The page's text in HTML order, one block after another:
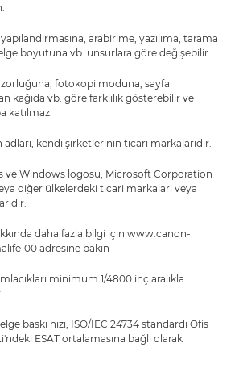
arabirime, yazılıma, tarama
boyutuna vb. unsurlara göre değişebilir.
zorluğuna, fotokopi moduna, sayfa
kağıda vb. göre farklılık gösterebilir ve
katılmaz.
kendi şirketlerinin ticari markalarıdır.
ve Windows logosu, Microsoft Corporation
diğer ülkelerdeki ticari markaları veya
daha fazla bilgi için www.canon-
adresine bakın
minimum 1/4800 inç aralıkla
baskı hızı, ISO/IEC 24734 standardı Ofis
ESAT ortalamasına bağlı olarak